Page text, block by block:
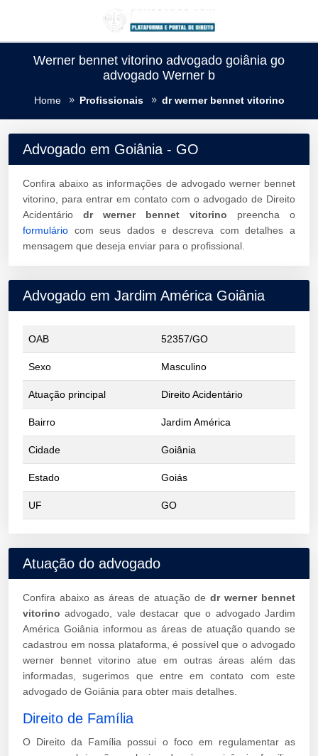
Werner bennet vitorino advogado goiânia go
advogado Werner b
Home Profissionais dr werner bennet vitorino
Advogado em Goiânia - GO
Confira abaixo as informações de advogado werner bennet
vitorino, para entrar em contato com o advogado de Direito
Acidentário dr werner bennet vitorino preencha o
formulário com seus dados e descreva com detalhes a
mensagem que deseja enviar para o profissional.
Advogado em Jardim América Goiânia
OAB 52357/GO
Sexo Masculino
Atuação principal Direito Acidentário
Bairro Jardim América
Cidade Goiânia
Estado Goiás
UF GO
Atuação do advogado
Confira abaixo as áreas de atuação de dr werner bennet
vitorino advogado, vale destacar que o advogado Jardim
América Goiânia informou as áreas de atuação quando se
cadastrou em nossa plataforma, é possível que o advogado
werner bennet vitorino atue em outras áreas além das
informadas, sugerimos que entre em contato com este
advogado de Goiânia para obter mais detalhes.
Direito de Família
O Direito da Família possui o foco em regulamentar as